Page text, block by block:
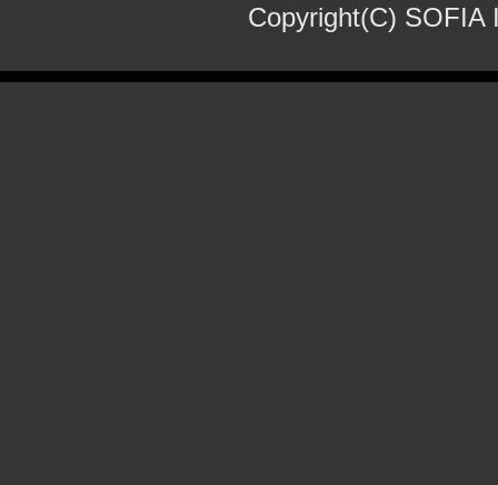
Copyright(C) SOFIA